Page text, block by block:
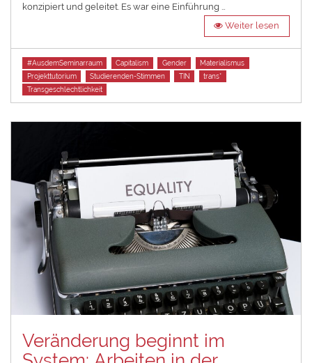
konzipiert und geleitet. Es war eine Einführung …
Weiter lesen
Tags
#AusdemSeminarraum Capitalism Gender
Materialismus
Projekttutorium
Studierenden-Stimmen TIN
trans*
Transgeschlechtlichkeit
Veränderung beginnt im